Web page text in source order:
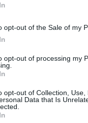
opt-out of the Sale of my
opt-out of processing my
opt-out of Collection,
Data that Is
«προσπάθειες
να
και να
δρόμους μας»,
που
τις επιθυμίες»